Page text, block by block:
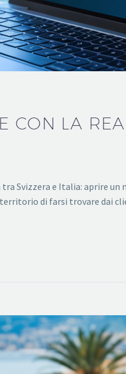
CON LA
Svizzera e Italia: aprire
di farsi trovare dai